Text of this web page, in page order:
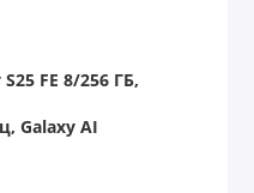
FE 8/256 ГБ,
Galaxy AI